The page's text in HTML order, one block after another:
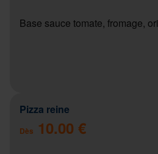
Base sauce tomate, fromage,
Pizza reine
Dès 10.00 €